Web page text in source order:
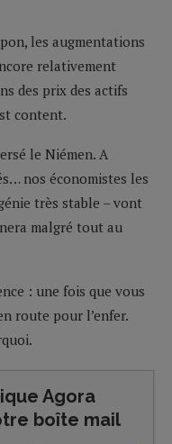
les augmentations
relativement
des prix des actifs
content.
le Niémen. A
nos économistes les
très stable – vont
malgré tout au
: une fois que vous
route pour l’enfer.
Agora
boîte mail